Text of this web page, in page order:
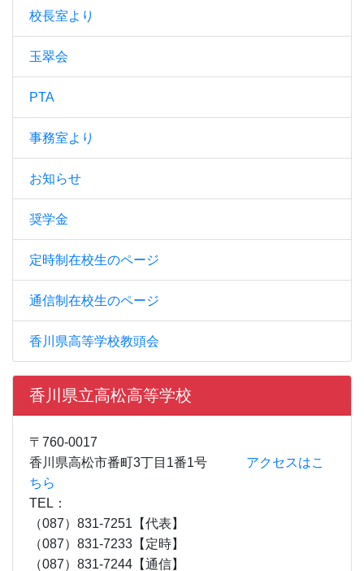
校長室より
玉翠会
PTA
事務室より
お知らせ
奨学金
定時制在校生のページ
通信制在校生のページ
香川県高等学校教頭会
香川県立高松高等学校
〒760-0017
香川県高松市番町3丁目1番1号 アクセスはこ
ちら
TEL：
（087）831-7251【代表】
（087）831-7233【定時】
（087）831-7244【通信】